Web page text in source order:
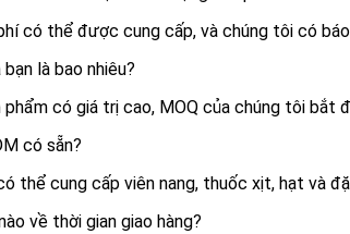
có thể được cung cấp, và chúng tôi có
là bao nhiêu?
phẩm có giá trị cao, MOQ của chúng tôi
có sẵn?
thể cung cấp viên nang, thuốc xịt, hạt và
về thời gian giao hàng?